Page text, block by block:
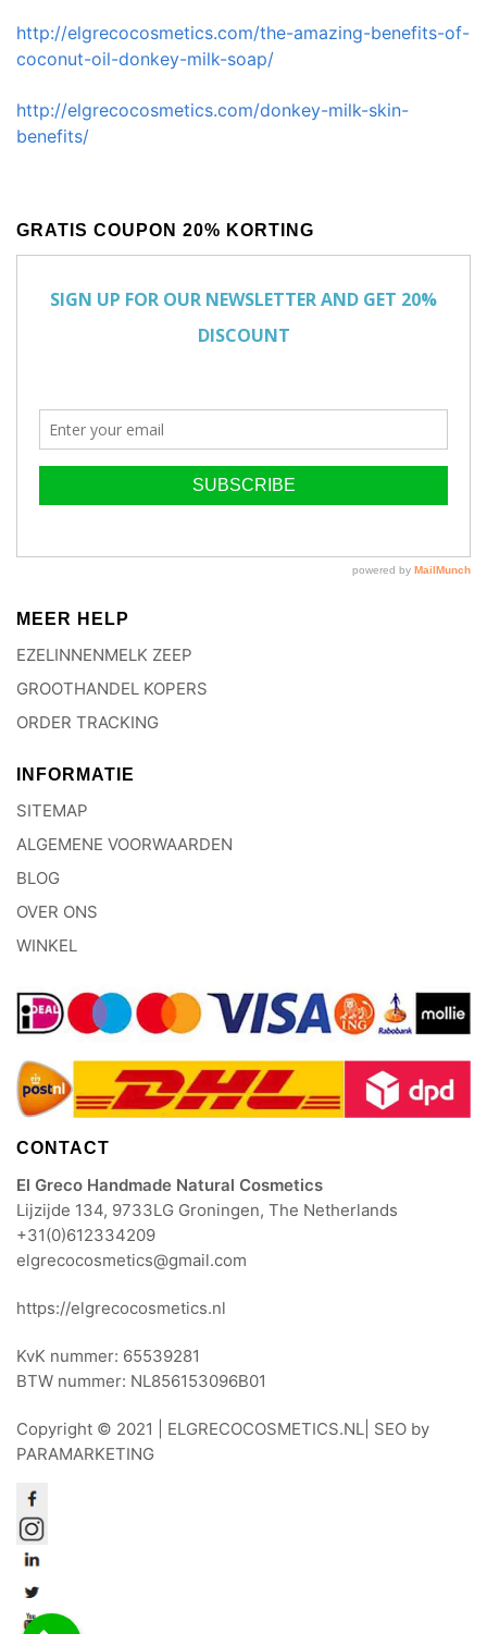
http://elgrecocosmetics.com/the-amazing-benefits-of-
coconut-oil-donkey-milk-soap/
http://elgrecocosmetics.com/donkey-milk-skin-
benefits/
GRATIS COUPON 20% KORTING
MEER HELP
EZELINNENMELK ZEEP
GROOTHANDEL KOPERS
ORDER TRACKING
INFORMATIE
SITEMAP
ALGEMENE VOORWAARDEN
BLOG
OVER ONS
WINKEL
CONTACT
El Greco Handmade Natural Cosmetics
Lijzijde 134, 9733LG Groningen, The Netherlands
+31(0)612334209
elgrecocosmetics@gmail.com
https://elgrecocosmetics.nl
KvK nummer: 65539281
BTW nummer: NL856153096B01
Copyright © 2021 | ELGRECOCOSMETICS.NL | SEO by
PARAMARKETING